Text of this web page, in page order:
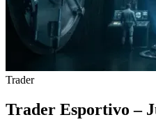
Trader
Trader Esportivo –